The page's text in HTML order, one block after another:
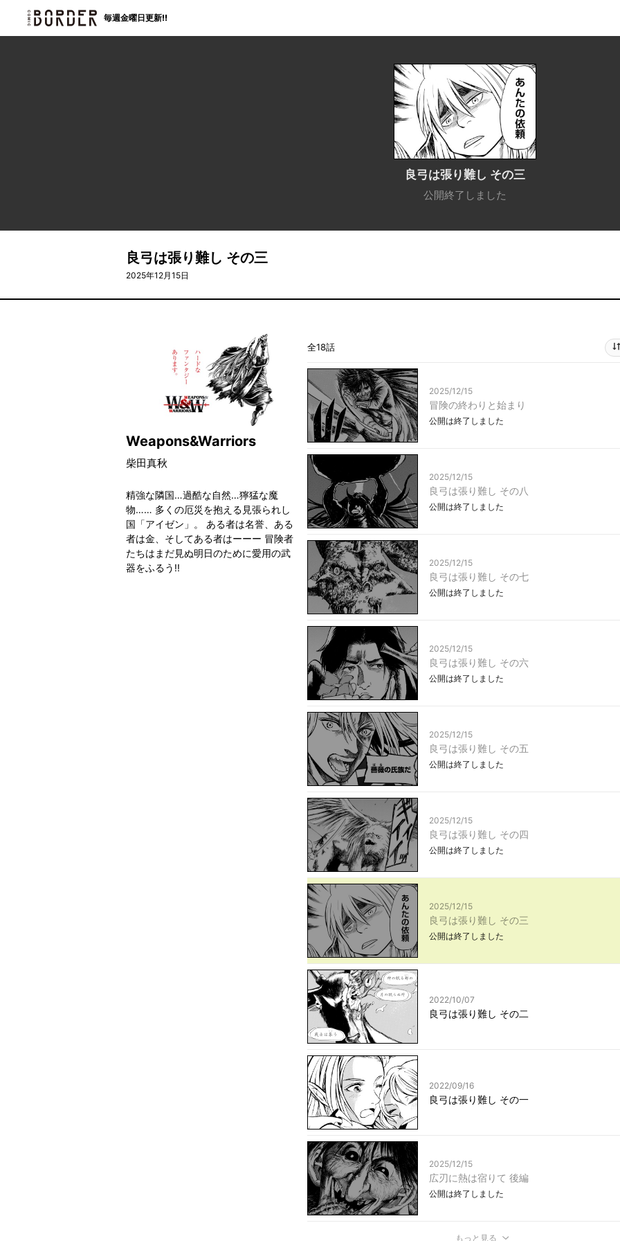
border 毎週金曜日更新!!
良弓は張り難し その三
公開終了しました
良弓は張り難し その三
2025年12月15日
Weapons&Warriors
柴田真秋
精強な隣国…過酷な自然…獰猛な魔
物…… 多くの厄災を抱える見張られし
国「アイゼン」。 ある者は名誉、ある
者は金、そしてある者はーーー 冒険者
たちはまだ見ぬ明日のために愛用の武
器をふるう!!
全18話
2025/12/15
冒険の終わりと始まり
公開は終了しました
2025/12/15
良弓は張り難し その八
公開は終了しました
2025/12/15
良弓は張り難し その七
公開は終了しました
2025/12/15
良弓は張り難し その六
公開は終了しました
2025/12/15
良弓は張り難し その五
公開は終了しました
2025/12/15
良弓は張り難し その四
公開は終了しました
2025/12/15
良弓は張り難し その三
公開は終了しました
2022/10/07
良弓は張り難し その二
2022/09/16
良弓は張り難し その一
2025/12/15
広刃に熱は宿りて 後編
公開は終了しました
もっと見る